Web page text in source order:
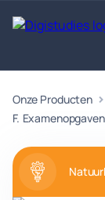
Exacte
vakken
Geen
vakken.
Geen
Onze Producten
F.